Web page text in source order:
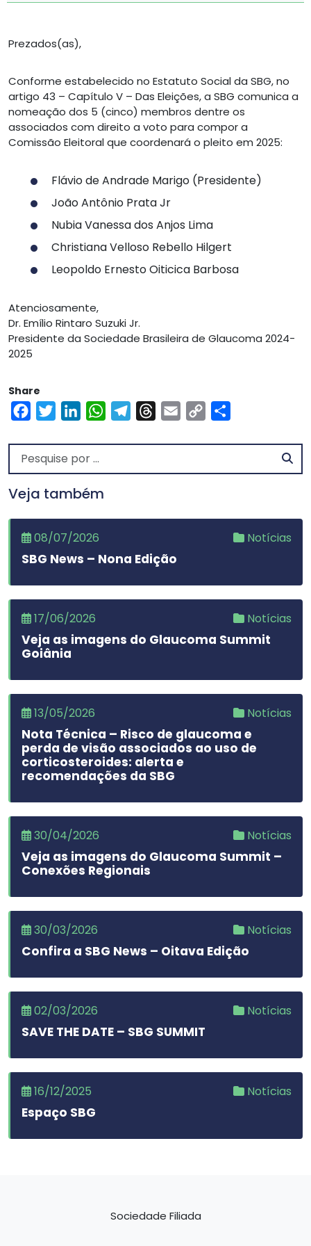
Prezados(as),
Conforme estabelecido no Estatuto Social da SBG, no
artigo 43 – Capítulo V – Das Eleições, a SBG comunica a
nomeação dos 5 (cinco) membros dentre os
associados com direito a voto para compor a
Comissão Eleitoral que coordenará o pleito em 2025:
Flávio de Andrade Marigo (Presidente)
João Antônio Prata Jr
Nubia Vanessa dos Anjos Lima
Christiana Velloso Rebello Hilgert
Leopoldo Ernesto Oiticica Barbosa
Atenciosamente,
Dr. Emílio Rintaro Suzuki Jr.
Presidente da Sociedade Brasileira de Glaucoma 2024-
2025
Share
FacebookTwitterLinkedInWhatsAppTelegramThreads
Email
Copy
Veja também
08/07/2026 Notícias
SBG News – Nona Edição
17/06/2026 Notícias
Veja as imagens do Glaucoma Summit
Goiânia
13/05/2026 Notícias
Nota Técnica – Risco de glaucoma e
perda de visão associados ao uso de
corticosteroides: alerta e
recomendações da SBG
30/04/2026 Notícias
Veja as imagens do Glaucoma Summit –
Conexões Regionais
30/03/2026 Notícias
Confira a SBG News – Oitava Edição
02/03/2026 Notícias
SAVE THE DATE – SBG SUMMIT
16/12/2025 Notícias
Espaço SBG
Sociedade Filiada